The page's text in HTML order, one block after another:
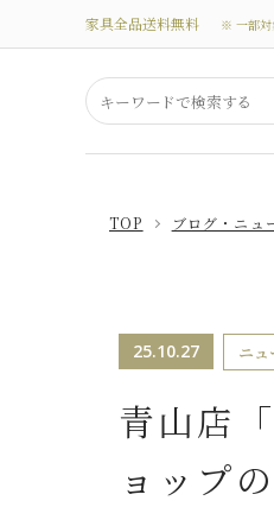
家具全品送料無料 ※ 一部対
カテゴリーから選ぶ
シリーズから選ぶ
TOP ブログ・ニュ
25.10.27 ニュ
青山店
ョップ